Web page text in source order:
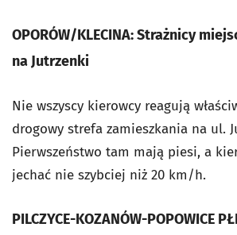
OPORÓW/KLECINA: Strażnicy
na Jutrzenki
Nie wszyscy kierowcy reagują
drogowy strefa zamieszkania na ul.
Pierwszeństwo tam mają piesi, a
jechać nie szybciej niż 20 km/h.
PILCZYCE-KOZANÓW-POPOWICE